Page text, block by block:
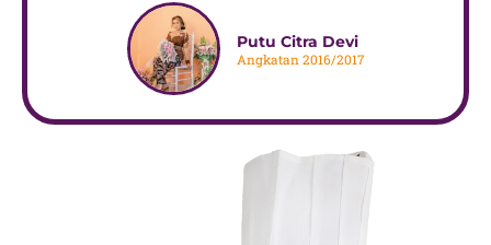
Putu Citra Devi
Angkatan 2016/2017